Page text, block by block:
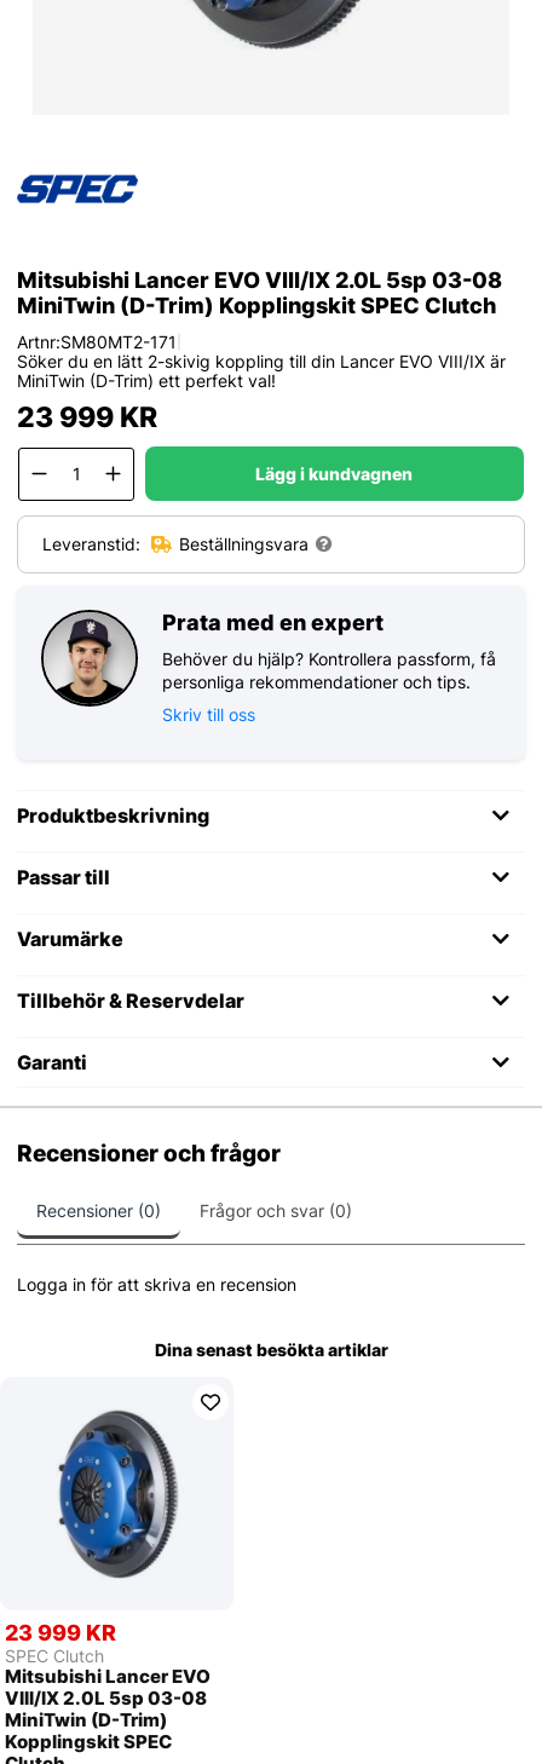
Mitsubishi Lancer EVO VIII/IX 2.0L 5sp 03-08
MiniTwin (D-Trim) Kopplingskit SPEC Clutch
Artnr:SM80MT2-171
Söker du en lätt 2-skivig koppling till din Lancer EVO VIII/IX är
MiniTwin (D-Trim) ett perfekt val!
23 999KR
Lägg i kundvagnen
Leveranstid: Beställningsvara
Prata med en expert
Behöver du hjälp? Kontrollera passform, få
personliga rekommendationer och tips.
Skriv till oss
Produktbeskrivning
Passar till
Varumärke
Tillbehör & Reservdelar
Garanti
Recensioner och frågor
Recensioner (0) Frågor och svar (0)
Logga in för att skriva en recension
Dina senast besökta artiklar
23 999 KR
SPEC Clutch
Mitsubishi Lancer EVO
VIII/IX 2.0L 5sp 03-08
MiniTwin (D-Trim)
Kopplingskit SPEC